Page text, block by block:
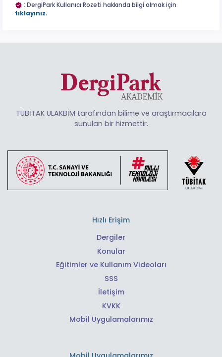
: DergiPark Kullanıcı Rozeti hakkında bilgi almak için
tıklayınız.
TÜBİTAK ULAKBİM tarafından bilime ve araştırmacılara
sunulan bir hizmettir.
Hızlı Erişim
Dergiler
Konular
Eğitimler ve Kullanım Videoları
SSS
İletişim
KVKK
Mobil Uygulamalarımız